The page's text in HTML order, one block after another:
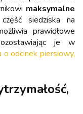
maksymalne
siedziska na
prawidłowe
je w
o odcinek piersiowy,